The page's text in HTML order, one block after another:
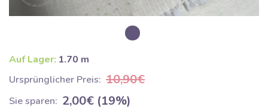
Auf Lager: 1.70 m
Ursprünglicher Preis: 10,90€
Sie sparen: 2,00€ (19%)